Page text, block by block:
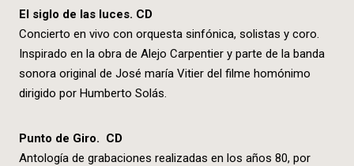
El siglo de las luces. CD
Concierto en vivo con orquesta sinfónica, solistas y coro.
Inspirado en la obra de Alejo Carpentier y parte de la banda
sonora original de José maría Vitier del filme homónimo
dirigido por Humberto Solás.
Punto de Giro. CD
Antología de grabaciones realizadas en los años 80, por